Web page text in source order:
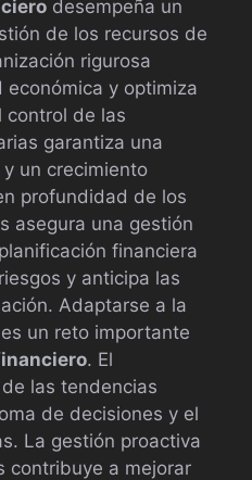
desempeña un
de los recursos de
rigurosa
y optimiza
control de las
garantiza una
un crecimiento
profundidad de los
asegura una gestión
financiera
y anticipa las
Adaptarse a la
un reto importante
. El
las tendencias
de decisiones y el
La gestión proactiva
contribuye a mejorar